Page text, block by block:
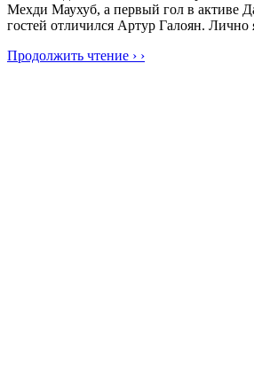
Мехди Маухуб, а первый гол в активе
гостей отличился Артур Галоян. Лично
Продолжить чтение › ›